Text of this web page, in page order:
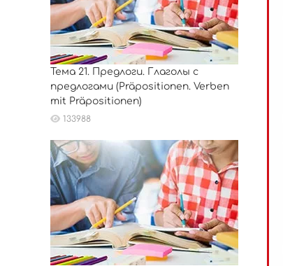
Тема 21. Предлоги. Глаголы с
предлогами (Präpositionen. Verben
mit Präpositionen)
133988